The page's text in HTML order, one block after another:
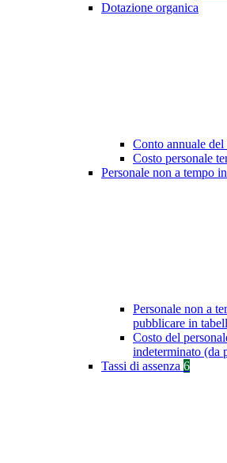
Dotazione organica
Conto annuale del
Costo personale
Personale non a tempo
Personale non a
pubblicare in
Costo del
indeterminato (da
Tassi di assenza 6